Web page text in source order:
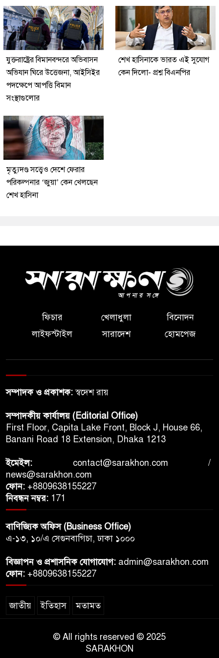
যুক্তরাষ্ট্রের বিমানবন্দরে অভিবাসন
অভিযান ঘিরে উত্তেজনা, আইসিইর
পদক্ষেপে আপত্তি বিমান
সংস্থাগুলোর
শেখ হাসিনাকে ভারত এই সুযোগ
কেন দিলো- প্রশ্ন বিএনপির
মৃত্যুদণ্ড সত্ত্বেও দেশে ফেরার
পরিকল্পনার ‘জুয়া’ কেন খেলছেন
শেখ হাসিনা
ফিচার খেলাধুলা
বিনোদন
লাইফস্টাইল
সারাদেশ হোমপেজ
সম্পাদক ও প্রকাশক:স্বদেশ রায়
সম্পাদকীয় কার্যালয় (Editorial Office)
First Floor, Capita Lake Front, Block J, House 66,
Banani Road 18 Extension, Dhaka 1213
ইমেইল: contact@sarakhon.com /
news@sarakhon.com
ফোন: +8809638155227
নিবন্ধন নম্বর: 171
বাণিজ্যিক অফিস (Business Office)
এ-১৩, ১০/এ সেগুনবাগিচা, ঢাকা ১০০০
বিজ্ঞাপন ও প্রশাসনিক যোগাযোগ: admin@sarakhon.com
ফোন: +8809638155227
জাতীয় ইতিহাস মতামত
© All rights reserved © 2025
SARAKHON